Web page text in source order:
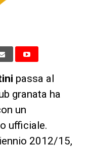
passa al
granata ha
un
ufficiale.
2012/15,